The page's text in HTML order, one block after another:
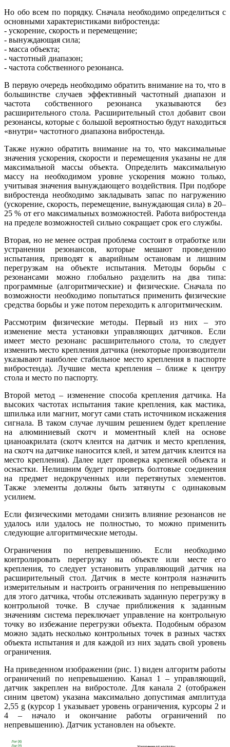
Но обо всем по порядку. Сначала необходимо определиться с
основными характеристиками вибростенда:
- ускорение, скорость и перемещение;
- вынуждающая сила;
- масса объекта;
- частотный диапазон;
- частота собственного резонанса.
В первую очередь необходимо обратить внимание на то, что в
большинстве случаев эффективный частотный диапазон и
частота собственного резонанса указываются без
расширительного стола. Расширительный стол добавит свои
резонансы, которые с большой вероятностью будут находиться
«внутри» частотного диапазона вибростенда.
Также нужно обратить внимание на то, что максимальные
значения ускорения, скорости и перемещения указаны не для
максимальной массы объекта. Определить максимальную
массу на необходимом уровне ускорения можно только,
учитывая значения вынуждающего воздействия. При подборе
вибростенда необходимо закладывать запас по нагружению
(ускорение, скорость, перемещение, вынуждающая сила) в 20–
25 % от его максимальных возможностей. Работа вибростенда
на пределе возможностей сильно сокращает срок его службы.
Вторая, но не менее острая проблема состоит в отработке или
устранении резонансов, которые мешают проведению
испытания, приводят к аварийным остановам и лишним
перегрузкам на объекте испытания. Методы борьбы с
резонансами можно глобально разделить на два типа:
программные (алгоритмические) и физические. Сначала по
возможности необходимо попытаться применить физические
средства борьбы и уже потом переходить к алгоритмическим.
Рассмотрим физические методы. Первый из них – это
изменение места установки управляющих датчиков. Если
имеет место резонанс расширительного стола, то следует
изменить место крепления датчика (некоторые производители
указывают наиболее стабильное место крепления в паспорте
вибростенда). Лучшие места крепления – ближе к центру
стола и место по паспорту.
Второй метод – изменение способа крепления датчика. На
высоких частотах испытания такие крепления, как мастика,
шпилька или магнит, могут сами стать источником искажения
сигнала. В таком случае лучшим решением будет крепление
на алюминиевый скотч и моментный клей на основе
цианоакрилата (скотч клеится на датчик и место крепления,
на скотч на датчике наносится клей, и затем датчик клеится на
место крепления). Далее идет проверка крепежей объекта и
оснастки. Нелишним будет проверить болтовые соединения
на предмет недокрученных или перетянутых элементов.
Также элементы должны быть затянуты с одинаковым
усилием.
Если физическими методами снизить влияние резонансов не
удалось или удалось не полностью, то можно применить
следующие алгоритмические методы.
Ограничения по непревышению. Если необходимо
контролировать перегрузку на объекте или месте его
крепления, то следует установить управляющий датчик на
расширительный стол. Датчик в месте контроля назначить
измерительным и настроить ограничения по непревышению
для этого датчика, чтобы отслеживать заданную перегрузку в
контрольной точке. В случае приближения к заданным
значениям система переключает управление на контрольную
точку во избежание перегрузки объекта. Подобным образом
можно задать несколько контрольных точек в разных частях
объекта испытания и для каждой из них задать свой уровень
ограничения.
На приведенном изображении (рис. 1) виден алгоритм работы
ограничений по непревышению. Канал 1 – управляющий,
датчик закреплен на вибростоле. Для канала 2 (отображен
синим цветом) указана максимально допустимая амплитуда
2,55 g (курсор 1 указывает уровень ограничения, курсоры 2 и
4 – начало и окончание работы ограничений по
непревышению). Датчик установлен на объекте.